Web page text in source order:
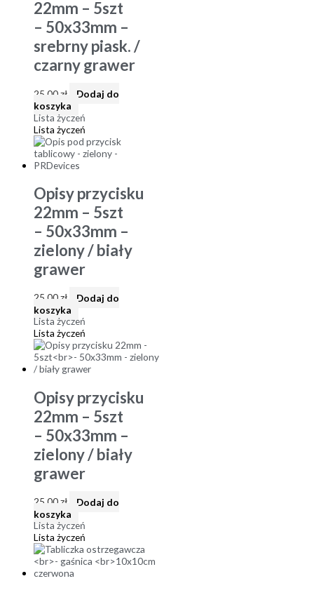
22mm – 5szt
– 50x33mm –
srebrny piask. /
czarny grawer
25,00zł
Dodaj do
koszyka
Lista życzeń
Lista życzeń
Opisy przycisku
22mm – 5szt
– 50x33mm –
zielony / biały
grawer
25,00zł
Dodaj do
koszyka
Lista życzeń
Lista życzeń
Opisy przycisku
22mm – 5szt
– 50x33mm –
zielony / biały
grawer
25,00zł
Dodaj do
koszyka
Lista życzeń
Lista życzeń